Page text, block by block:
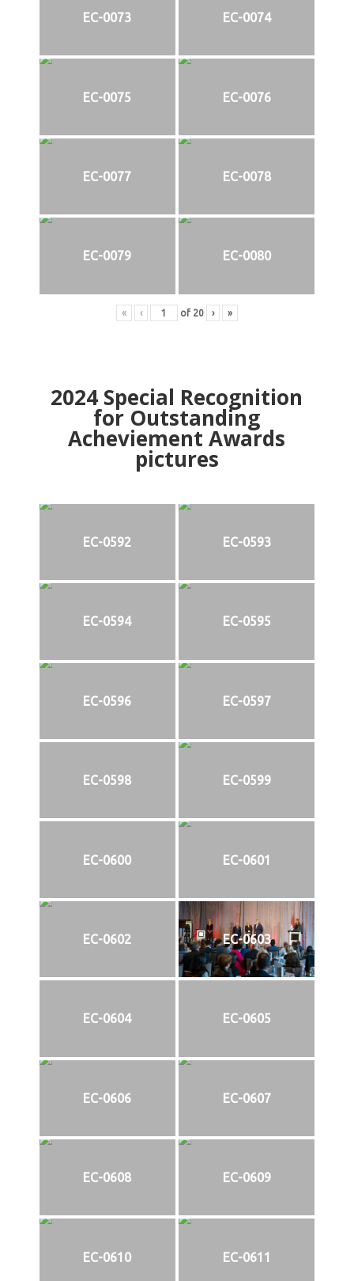
EC-0073 EC-0074
EC-0075 EC-0076
EC-0077 EC-0078
EC-0079 EC-0080
« ‹ of 20 › »
2024 Special Recognition
for Outstanding
Acheviement Awards
pictures
EC-0592 EC-0593
EC-0594 EC-0595
EC-0596 EC-0597
EC-0598 EC-0599
EC-0600 EC-0601
EC-0602 EC-0603
EC-0604 EC-0605
EC-0606 EC-0607
EC-0608 EC-0609
EC-0610 EC-0611